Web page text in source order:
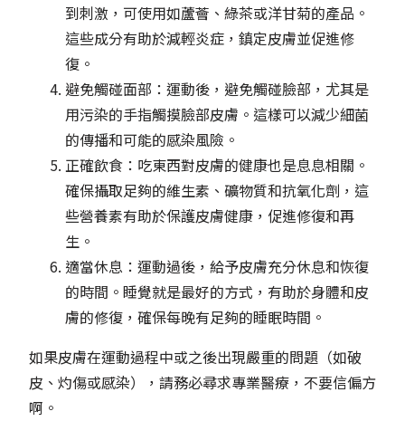
到刺激，可使用如蘆薈、綠茶或洋甘菊的產品。
這些成分有助於減輕炎症，鎮定皮膚並促進修
復。
避免觸碰面部：運動後，避免觸碰臉部，尤其是
用污染的手指觸摸臉部皮膚。這樣可以減少細菌
的傳播和可能的感染風險。
正確飲食：吃東西對皮膚的健康也是息息相關。
確保攝取足夠的維生素、礦物質和抗氧化劑，這
些營養素有助於保護皮膚健康，促進修復和再
生。
適當休息：運動過後，給予皮膚充分休息和恢復
的時間。睡覺就是最好的方式，有助於身體和皮
膚的修復，確保每晚有足夠的睡眠時間。
如果皮膚在運動過程中或之後出現嚴重的問題（如破
皮、灼傷或感染），請務必尋求專業醫療，不要信偏方
啊。